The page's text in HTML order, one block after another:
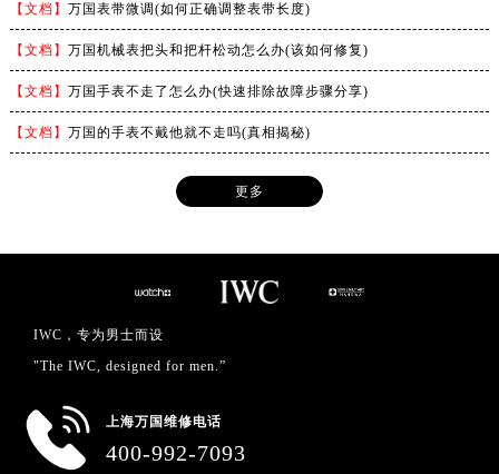
【文档】 万国表带微调(如何正确调整表带长度)
【文档】 万国机械表把头和把杆松动怎么办(该如何修复)
【文档】 万国手表不走了怎么办(快速排除故障步骤分享)
【文档】 万国的手表不戴他就不走吗(真相揭秘)
更多
IWC，专为男士而设
"The IWC, designed for men.”
上海万国维修电话
400-992-7093